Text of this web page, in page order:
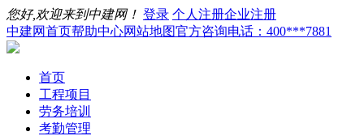
您好,欢迎来到中建网！ 登录 个人注册企业注册
中建网首页帮助中心网站地图官方咨询电话：400***7881
首页
工程项目
劳务培训
考勤管理